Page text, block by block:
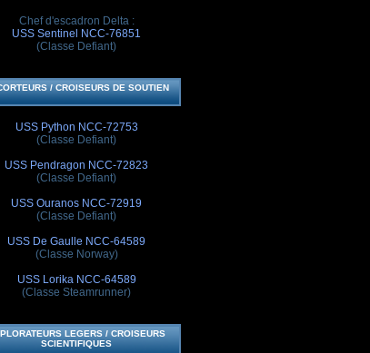
Chef d'escadron Delta :
USS Sentinel NCC-76851
(Classe Defiant)
/ CROISEURS DE SOUTIEN
USS Python NCC-72753
(Classe Defiant)
USS Pendragon NCC-72823
(Classe Defiant)
USS Ouranos NCC-72919
(Classe Defiant)
USS De Gaulle NCC-64589
(Classe Norway)
USS Lorika NCC-64589
(Classe Steamrunner)
LEGERS / CROISEURS
SCIENTIFIQUES